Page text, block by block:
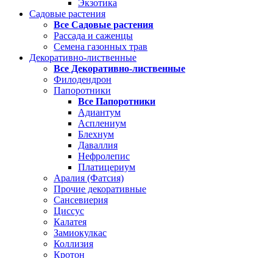
Экзотика
Садовые растения
Все Садовые растения
Рассада и саженцы
Семена газонных трав
Декоративно-лиственные
Все Декоративно-лиственные
Филодендрон
Папоротники
Все Папоротники
Адиантум
Асплениум
Блехнум
Даваллия
Нефролепис
Платицериум
Аралия (Фатсия)
Прочие декоративные
Сансевиерия
Циссус
Калатея
Замиокулкас
Коллизия
Кротон